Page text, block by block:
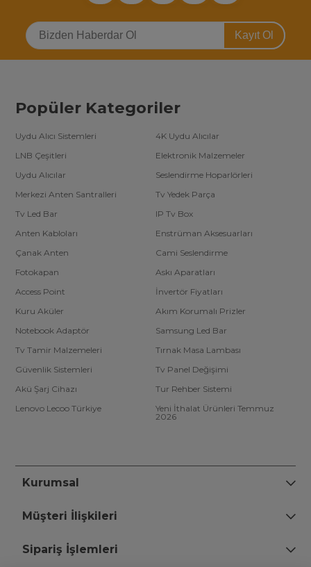
Kayıt Ol
Popüler Kategoriler
Uydu Alıcı Sistemleri
4K Uydu Alıcılar
LNB Çeşitleri
Elektronik Malzemeler
Uydu Alıcılar
Seslendirme Hoparlörleri
Merkezi Anten Santralleri
Tv Yedek Parça
Tv Led Bar
IP Tv Box
Anten Kabloları
Enstrüman Aksesuarları
Çanak Anten
Cami Seslendirme
Fotokapan
Askı Aparatları
Access Point
İnvertör Fiyatları
Kuru Aküler
Akım Korumalı Prizler
Notebook Adaptör
Samsung Led Bar
Tv Tamir Malzemeleri
Tırnak Masa Lambası
Güvenlik Sistemleri
Tv Panel Değişimi
Akü Şarj Cihazı
Tur Rehber Sistemi
Lenovo Lecoo Türkiye
Yeni İthalat Ürünleri Temmuz
2026
Kurumsal
Müşteri İlişkileri
Sipariş İşlemleri